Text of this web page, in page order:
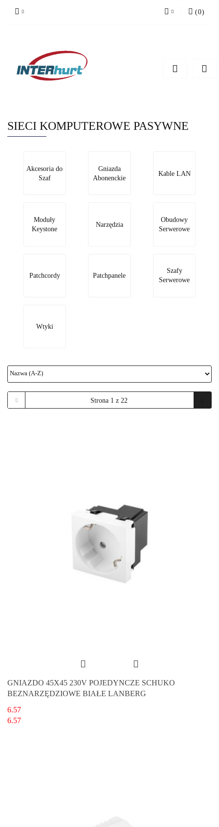
Dodaj zgłoszenie
(0)
SIECI KOMPUTEROWE PASYWNE
Akcesoria do
Szaf
Gniazda
Abonenckie
Kable LAN
Moduły
Keystone
Narzędzia
Obudowy
Serwerowe
Patchcordy Patchpanele
Szafy
Serwerowe
Wtyki
GNIAZDO 45X45 230V POJEDYNCZE SCHUKO
BEZNARZĘDZIOWE BIAŁE LANBERG
6.57
6.57